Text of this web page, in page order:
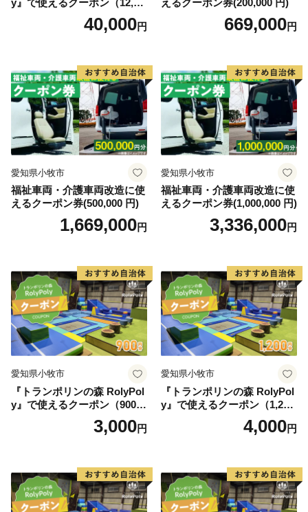
ぜひ、ふるさと納税を通じて、神戸の魅力をお楽しみく
40,000円 669,000円
愛知県小牧市
福祉車両・介護車両改造に使
えるクーポン券(500,000 円)
1,669,000円
愛知県小牧市
福祉車両・介護車両改造に使
えるクーポン券(1,000,000 円)
3,336,000円
愛知県小牧市
『トランポリンの森 RolyPol
y』で使えるクーポン（900
3,000円
愛知県小牧市
『トランポリンの森 RolyPol
y』で使えるクーポン（1,200
4,000円